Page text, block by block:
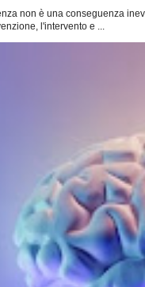
non è una conseguenza
l'intervento e ...